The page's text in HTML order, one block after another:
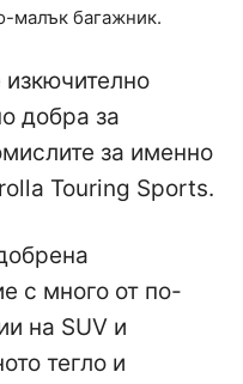
малък багажник.
изкючително
добра за
за именно
Touring Sports.
с много от по-
на SUV и
тегло и